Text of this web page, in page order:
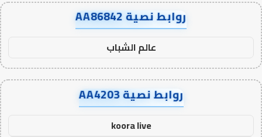
روابط نصية AA86842
عالم الشباب
روابط نصية AA4203
koora live